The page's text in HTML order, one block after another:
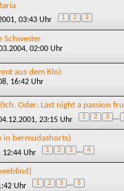
03:43 Uhr 1 2 3
Schwester
02:00 Uhr
aus dem Klo)
16:42 Uhr
Oder: Last night a passion
23:15 Uhr 1 2 3 ...
in bermudashorts)
12:44 Uhr 1 2 3 ... 4
Uhr 1 2 3 ... 5